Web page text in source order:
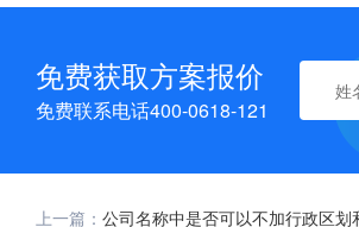
免费获取方案报价
免费联系电话400-0618-121
上一篇： 公司名称中是否可以不加行政区划